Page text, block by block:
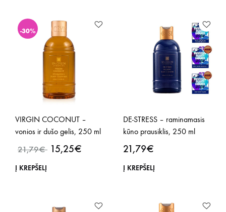
-30%
VIRGIN COCONUT –
vonios ir dušo gelis, 250 ml
21,79€ 15,25€
Į KREPŠELĮ
DE-STRESS – raminamasis
kūno prausiklis, 250 ml
21,79€
Į KREPŠELĮ